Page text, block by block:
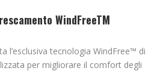
WindFreeTM
l’esclusiva tecnologia WindFree™ di
per migliorare il comfort degli